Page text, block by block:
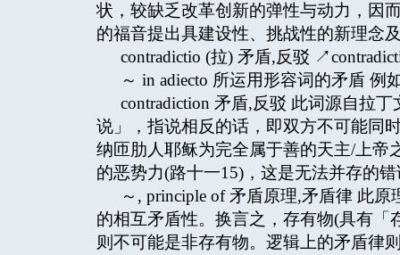
状，较缺乏改革创新的弹性与动力，因
的福音提出具建设性、挑战性的新理念
contradictio (拉) 矛盾,反驳
～ in adiecto 所运用形容词的矛盾
contradiction 矛盾,反驳 此词源自拉
说」，指说相反的话，即双方不可能同
纳匝肋人耶稣为完全属于善的天主/上帝
的恶势力(路十一15)，这是无法并存的
～, principle of 矛盾原理,矛盾律 此
的相互矛盾性。换言之，存有物(具有
则不可能是非存有物。逻辑上的矛盾律